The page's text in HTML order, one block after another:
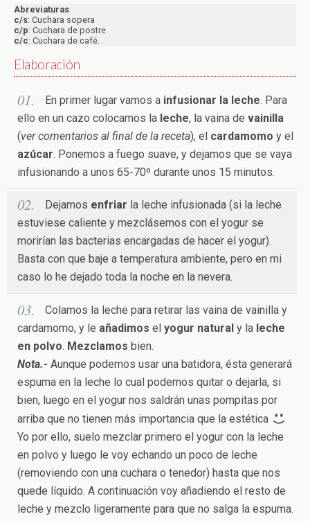
Abreviaturas
c/s: Cuchara sopera
c/p: Cuchara de postre
c/c: Cuchara de café.
Elaboración
En primer lugar vamos a infusionar la leche. Para
ello en un cazo colocamos la leche, la vaina de vainilla
(ver comentarios al final de la receta), el cardamomo y el
azúcar. Ponemos a fuego suave, y dejamos que se vaya
infusionando a unos 65-70º durante unos 15 minutos.
Dejamos enfriar la leche infusionada (si la leche
estuviese caliente y mezclásemos con el yogur se
morirían las bacterias encargadas de hacer el yogur).
Basta con que baje a temperatura ambiente, pero en mi
caso lo he dejado toda la noche en la nevera.
Colamos la leche para retirar las vaina de vainilla y
cardamomo, y le añadimos el yogur natural y la leche
en polvo. Mezclamos bien.
Nota.- Aunque podemos usar una batidora, ésta generará
espuma en la leche lo cual podemos quitar o dejarla, si
bien, luego en el yogur nos saldrán unas pompitas por
arriba que no tienen más importancia que la estética
Yo por ello, suelo mezclar primero el yogur con la leche
en polvo y luego le voy echando un poco de leche
(removiendo con una cuchara o tenedor) hasta que nos
quede líquido. A continuación voy añadiendo el resto de
leche y mezclo ligeramente para que no salga la espuma.